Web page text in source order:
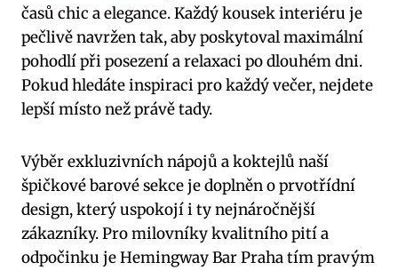
časů chic a elegance. Každý kousek interiéru je
pečlivě navržen tak, aby poskytoval maximální
pohodlí při posezení a relaxaci po dlouhém dni.
Pokud hledáte inspiraci pro každý večer, nejdete
lepší místo než právě tady.
Výběr exkluzivních nápojů a koktejlů naší
špičkové barové sekce je doplněn o prvotřídní
design, který uspokojí i ty nejnáročnější
zákazníky. Pro milovníky kvalitního pití a
odpočinku je Hemingway Bar Praha tím pravým